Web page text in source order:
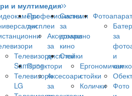
и мултимедия
Телевизори
Samsung
Телевизори
LG
Професионални
дисплеи
Аксесоари
за
дисплеи
Проектори
Аксесоари
за
Системи
за
домашно
кино
Стойки
Ергономични
стойки
Колички
за
и
Фото